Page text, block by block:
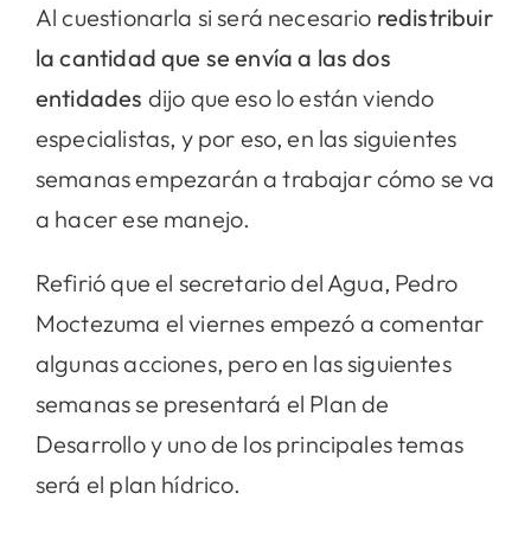
Al cuestionarla si será necesario redistribuir
la cantidad que se envía a las dos
entidades dijo que eso lo están viendo
especialistas, y por eso, en las siguientes
semanas empezarán a trabajar cómo se va
a hacer ese manejo.
Refirió que el secretario del Agua, Pedro
Moctezuma el viernes empezó a comentar
algunas acciones, pero en las siguientes
semanas se presentará el Plan de
Desarrollo y uno de los principales temas
será el plan hídrico.